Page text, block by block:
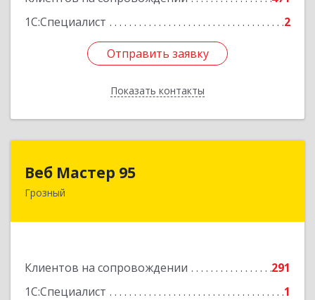
1С:Специалист
2
Отправить заявку
Показать контакты
Отправить заявку
Назад
Веб Мастер 95
Грозный
Клиентов на сопровождении
291
1С:Специалист
1
Подробнее